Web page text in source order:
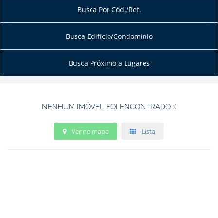
Busca Por Cód./Ref.
Busca Edifício/Condomínio
Busca Próximo a Lugares
NENHUM IMÓVEL FOI ENCONTRADO :(
Ver no mapa Lista